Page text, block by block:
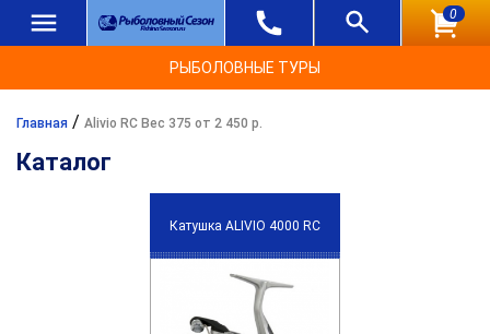
0
РЫБОЛОВНЫЕ ТУРЫ
Главная / Alivio RC Вес 375 от 2 450 р.
Каталог
Катушка ALIVIO 4000 RC